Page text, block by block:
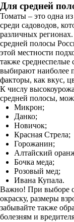
Для средней
Томаты – это одна
среди садоводов,
различных
средней полосы
этой местности
также среднеспелые
выбирают наиболее
факторы, как вкус,
К числу
средней полосы,
Микрон;
Данко;
Новичок;
Красная Стрела;
Горожанин;
Алтайский
Бочка меда;
Розовый мед;
Ивана Купала.
Важно! При выборе
окраску, размеры
забывайте также
болезням и